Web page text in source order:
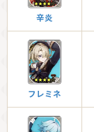
辛炎
フレミネ